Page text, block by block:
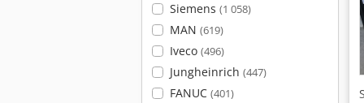
Siemens (1 058)
MAN (619)
Iveco (496)
Jungheinrich (447)
FANUC (401)